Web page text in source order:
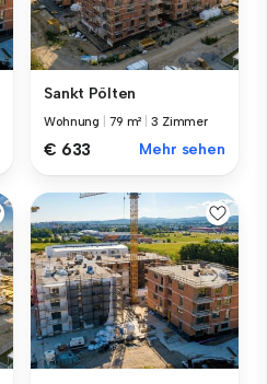
Sankt Pölten
Wohnung 79 m² |3 Zimmer
€ 633 Mehr sehen